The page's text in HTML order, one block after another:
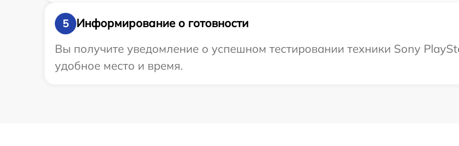
5
Информирование о готовности
Вы получите уведомление о успешном тестировании техники Sony
удобное место и время.